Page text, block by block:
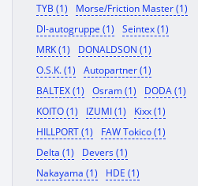
TYB (1)
Morse/Friction Master (1)
Dl-autogruppe (1)
Seintex (1)
MRK (1)
DONALDSON (1)
O.S.K. (1)
Autopartner (1)
BALTEX (1)
Osram (1)
DODA (1)
KOITO (1)
IZUMI (1)
Kixx (1)
HILLPORT (1)
FAW Tokico (1)
Delta (1)
Devers (1)
Nakayama (1)
HDE (1)